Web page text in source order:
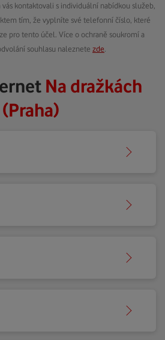
kontaktovali s individuální nabídkou služeb,
tím, že vyplníte své telefonní číslo, které
pro tento účel. Více o ochraně soukromí a
souhlasu naleznete zde
Na dražkách
(Praha)